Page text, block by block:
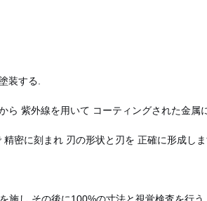
装する.
ら 紫外線を用いて コーティングされた金属
密に刻まれ 刃の形状と刃を 正確に形成し